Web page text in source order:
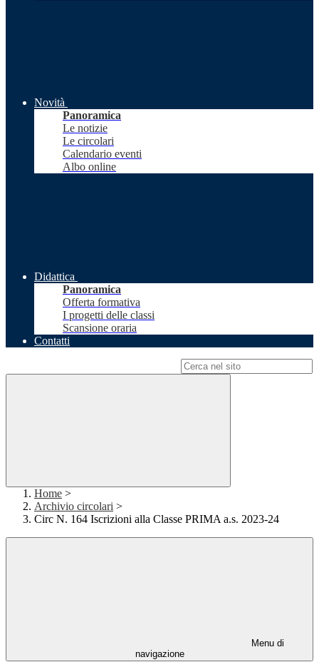
Novità
Panoramica
Le notizie
Le circolari
Calendario eventi
Albo online
Didattica
Panoramica
Offerta formativa
I progetti delle classi
Scansione oraria
Contatti
Home >
Archivio circolari >
Circ N. 164 Iscrizioni alla Classe PRIMA a.s. 2023-24
Menu di
navigazione